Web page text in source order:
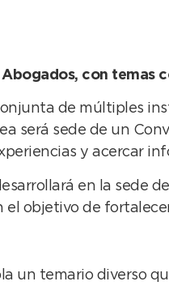
con temas
de múltiples
será sede de un
y acercar
en la sede
el objetivo de
un temario diverso